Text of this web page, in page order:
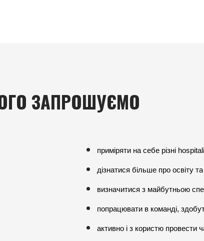
ЗАПРОШУЄМО
приміряти на себе різні
дізнатися більше про освіту
визначитися з майбутньою
попрацювати в команді,
активно і з користю провести